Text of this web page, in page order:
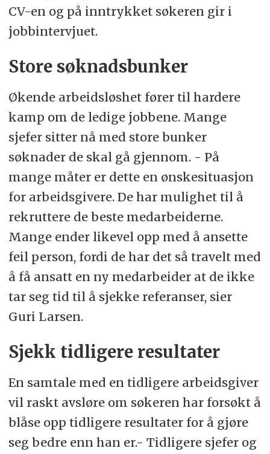
CV-en og på inntrykket søkeren gir i
jobbintervjuet.
Store søknadsbunker
Økende arbeidsløshet fører til hardere
kamp om de ledige jobbene. Mange
sjefer sitter nå med store bunker
søknader de skal gå gjennom. - På
mange måter er dette en ønskesituasjon
for arbeidsgivere. De har mulighet til å
rekruttere de beste medarbeiderne.
Mange ender likevel opp med å ansette
feil person, fordi de har det så travelt med
å få ansatt en ny medarbeider at de ikke
tar seg tid til å sjekke referanser, sier
Guri Larsen.
Sjekk tidligere resultater
En samtale med en tidligere arbeidsgiver
vil raskt avsløre om søkeren har forsøkt å
blåse opp tidligere resultater for å gjøre
seg bedre enn han er.- Tidligere sjefer og